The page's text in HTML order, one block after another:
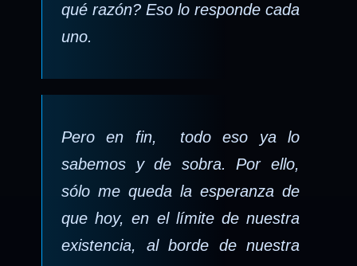
qué razón? Eso lo responde cada
uno.
Pero en fin, todo eso ya lo
sabemos y de sobra. Por ello,
sólo me queda la esperanza de
que hoy, en el límite de nuestra
existencia, al borde de nuestra